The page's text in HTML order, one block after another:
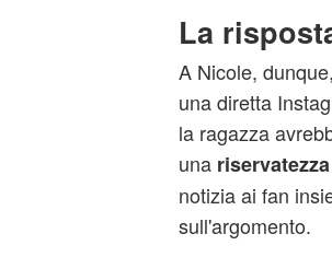
La
A Nicole,
una diretta
la ragazza
una riservatezza
notizia ai fan
sull'argomento.